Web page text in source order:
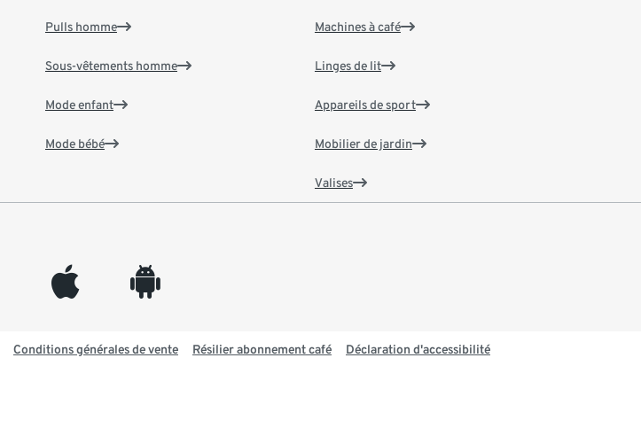
Pulls homme
Sous-vêtements homme
Mode enfant
Mode bébé
Machines à café
Linges de lit
Appareils de sport
Mobilier de jardin
Valises
appleinc android
Conditions générales de vente Résilier abonnement café Déclaration d'accessibilité